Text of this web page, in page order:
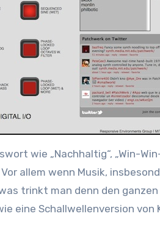
wie „Nachhaltig“, „Win-
allem wenn Musik,
trinkt man denn den
eine Schallwellenversion von